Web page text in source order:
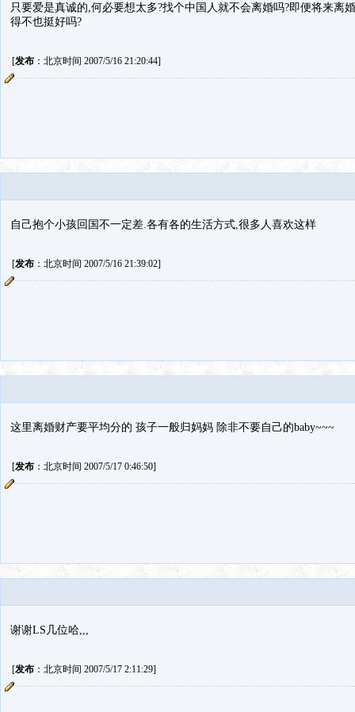
只要爱是真诚的,何必要想太多?找个中国人就不会离婚吗?即便将来离
得不也挺好吗?
[发布：北京时间 2007/5/16 21:20:44]
自己抱个小孩回国不一定差.各有各的生活方式,很多人喜欢这样
[发布：北京时间 2007/5/16 21:39:02]
这里离婚财产要平均分的 孩子一般归妈妈 除非不要自己的baby~~~
[发布：北京时间 2007/5/17 0:46:50]
谢谢LS几位哈,,,
[发布：北京时间 2007/5/17 2:11:29]